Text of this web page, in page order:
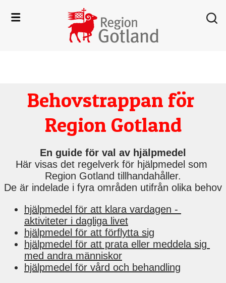
Behovstrappan för
Region Gotland
En guide för val av hjälpmedel
Här visas det regelverk för hjälpmedel som
Region Gotland tillhandahåller.
De är indelade i fyra områden utifrån olika behov
hjälpmedel för att klara vardagen -
aktiviteter i dagliga livet
hjälpmedel för att förflytta sig
hjälpmedel för att prata eller meddela sig
med andra människor
hjälpmedel för vård och behandling